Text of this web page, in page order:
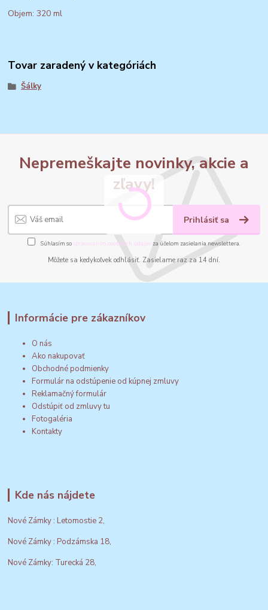
Objem: 320 ml
Tovar zaradený v kategóriách
Šálky
Nepremeškajte novinky, akcie a
zľavy!
Prihlásiť sa
Súhlasím sospracovaním osobných údajov za účelom zasielania newslettera.
Môžete sa kedykoľvek odhlásiť. Zasielame raz za 14 dní.
Informácie pre zákazníkov
O nás
Ako nakupovať
Obchodné podmienky
Formulár na odstúpenie od kúpnej zmluvy
Reklamačný formulár
Odstúpiť od zmluvy tu
Fotogaléria
Kontakty
Kde nás nájdete
Nové Zámky : Letomostie 2,
Nové Zámky : Podzámska 18,
Nové Zámky: Turecká 28,